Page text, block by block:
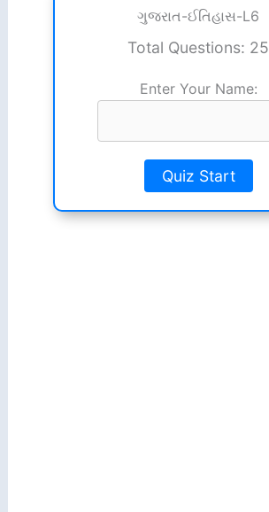
ગુજરાત-ઈતિહાસ-L6
Total Questions: 25
Enter Your Name:
Quiz Start